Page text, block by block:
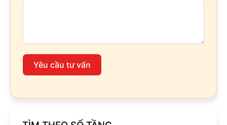
Yêu cầu tư vấn